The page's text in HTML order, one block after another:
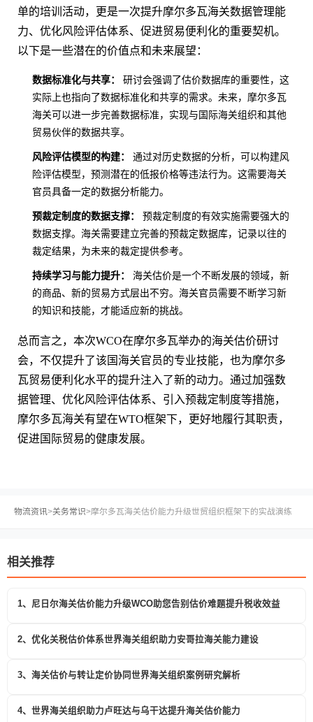
单的培训活动，更是一次提升摩尔多瓦海关数据管理能
力、优化风险评估体系、促进贸易便利化的重要契机。
以下是一些潜在的价值点和未来展望：
数据标准化与共享： 研讨会强调了估价数据库的重要性，这
实际上也指向了数据标准化和共享的需求。未来，摩尔多瓦
海关可以进一步完善数据标准，实现与国际海关组织和其他
贸易伙伴的数据共享。
风险评估模型的构建： 通过对历史数据的分析，可以构建风
险评估模型，预测潜在的低报价格等违法行为。这需要海关
官员具备一定的数据分析能力。
预裁定制度的数据支撑： 预裁定制度的有效实施需要强大的
数据支撑。海关需要建立完善的预裁定数据库，记录以往的
裁定结果，为未来的裁定提供参考。
持续学习与能力提升： 海关估价是一个不断发展的领域，新
的商品、新的贸易方式层出不穷。海关官员需要不断学习新
的知识和技能，才能适应新的挑战。
总而言之，本次WCO在摩尔多瓦举办的海关估价研讨
会，不仅提升了该国海关官员的专业技能，也为摩尔多
瓦贸易便利化水平的提升注入了新的动力。通过加强数
据管理、优化风险评估体系、引入预裁定制度等措施，
摩尔多瓦海关有望在WTO框架下，更好地履行其职责，
促进国际贸易的健康发展。
物流资讯>关务常识>摩尔多瓦海关估价能力升级世贸组织框架下的实战演练
相关推荐
1、尼日尔海关估价能力升级WCO助您告别估价难题提升税收效益
2、优化关税估价体系世界海关组织助力安哥拉海关能力建设
3、海关估价与转让定价协同世界海关组织案例研究解析
4、世界海关组织助力卢旺达与乌干达提升海关估价能力